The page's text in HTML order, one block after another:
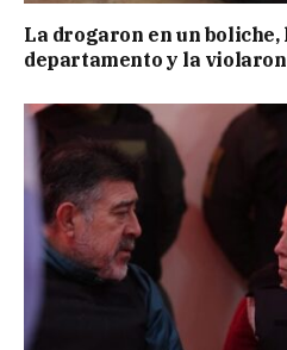
La drogaron en un
departamento y la